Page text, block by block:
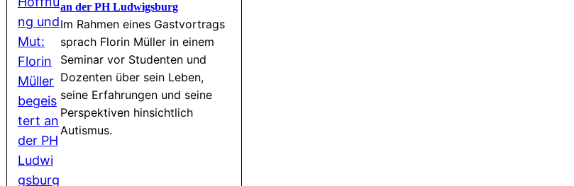
an der PH Ludwigsburg
Im Rahmen eines Gastvortrags
sprach Florin Müller in einem
Seminar vor Studenten und
Dozenten über sein Leben,
seine Erfahrungen und seine
Perspektiven hinsichtlich
Autismus.